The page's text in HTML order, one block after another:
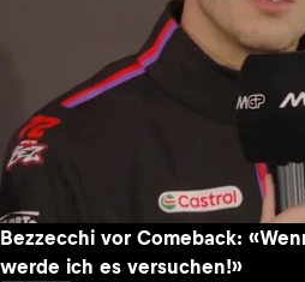
Bezzecchi vor Comeback:
werde ich es versuchen!»